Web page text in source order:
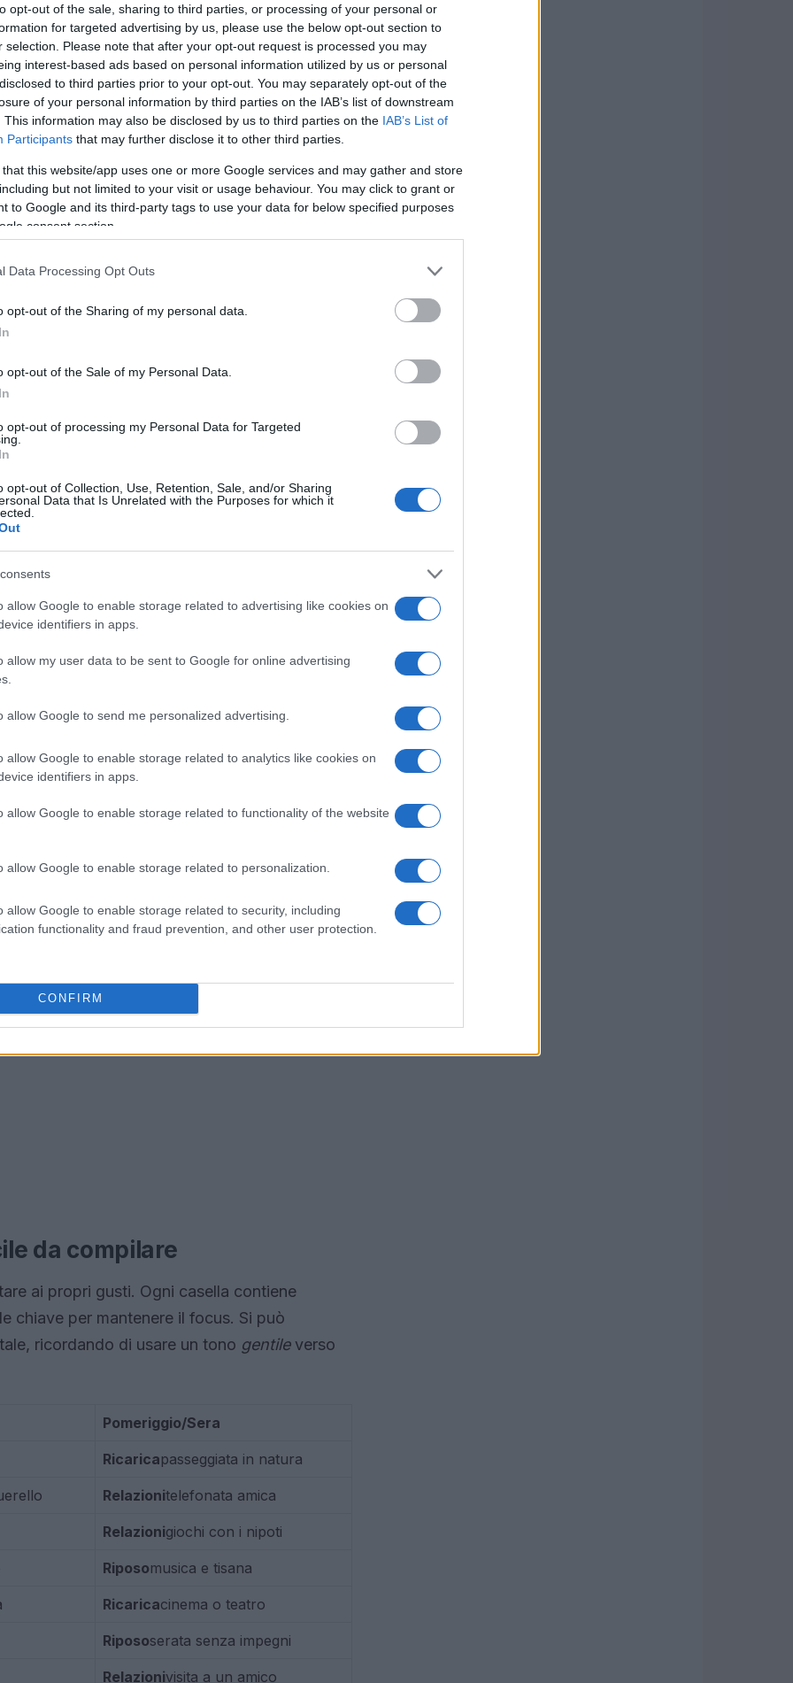
opt-out of the sale, sharing to third parties, or processing of your personal or
for targeted advertising by us, please use the below opt-out section to
selection. Please note that after your opt-out request is processed you may
interest-based ads based on personal information utilized by us or personal
to third parties prior to your opt-out. You may separately opt-out of the
of your personal information by third parties on the IAB’s list of downstream
This information may also be disclosed by us to third parties on the IAB’s List of
Participants that may further disclose it to other third parties.
that this website/app uses one or more Google services and may gather and store
but not limited to your visit or usage behaviour. You may click to grant or
to Google and its third-party tags to use your data for below specified purposes
consent section.
Data Processing Opt Outs
opt-out of the Sharing of my personal data.
opt-out of the Sale of my Personal Data.
opt-out of processing my Personal Data for Targeted
opt-out of Collection, Use, Retention, Sale, and/or Sharing
Data that Is Unrelated with the Purposes for which it
allow Google to enable storage related to advertising like cookies on
identifiers in apps.
allow my user data to be sent to Google for online advertising
allow Google to send me personalized advertising.
allow Google to enable storage related to analytics like cookies on
identifiers in apps.
allow Google to enable storage related to functionality of the website
allow Google to enable storage related to personalization.
allow Google to enable storage related to security, including
functionality and fraud prevention, and other user protection.
CONFIRM
.
la mente si rigenera quando alterna
Un metodo chiaro favorisce scelte serene,
si presenta un approccio semplice: una
esempi pratici di brevi viaggi, hobby e
il ritmo.
3R (Riposo, Ricarica,
categorie funzionali:
eRelazioni(famiglia, amici, nipoti).
tre aree, così da mantenere energia e
mezza giornata, in modo flessibile:mattina
di libertà.
i momenti diRiposo
mirate e, infine, 2 appuntamenti di
di sovraccaricare il calendario e tutela la
da compilare
ai propri gusti. Ogni casella contiene
chiave per mantenere il focus. Si può
ricordando di usare un tono gentileverso
Pomeriggio/Sera
Ricaricapasseggiata in natura
Relazionitelefonata amica
Relazionigiochi con i nipoti
Riposomusica e tisana
Ricaricacinema o teatro
Ripososerata senza impegni
Relazionivisita a un amico